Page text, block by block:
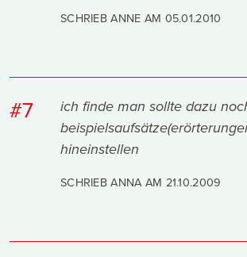
SCHRIEB ANNE AM 05.01.2010
#7
ich finde man sollte dazu
hineinstellen
SCHRIEB ANNA AM 21.10.2009